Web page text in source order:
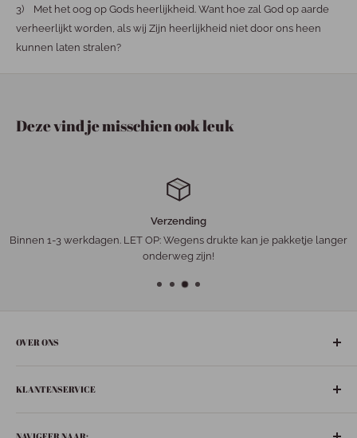
3) Met het oog op Gods heerlijkheid. Want hoe zal God op aarde
verheerlijkt worden, als wij Zijn heerlijkheid niet door ons heen
kunnen laten stralen?
Deze vind je misschien ook leuk
Verzending
Binnen 1-3 werkdagen. LET OP: Wegens drukte kan je pakketje langer
onderweg zijn!
OVER ONS
Bunschoten-Spakenburg.
De Ziel 21
KLANTENSERVICE